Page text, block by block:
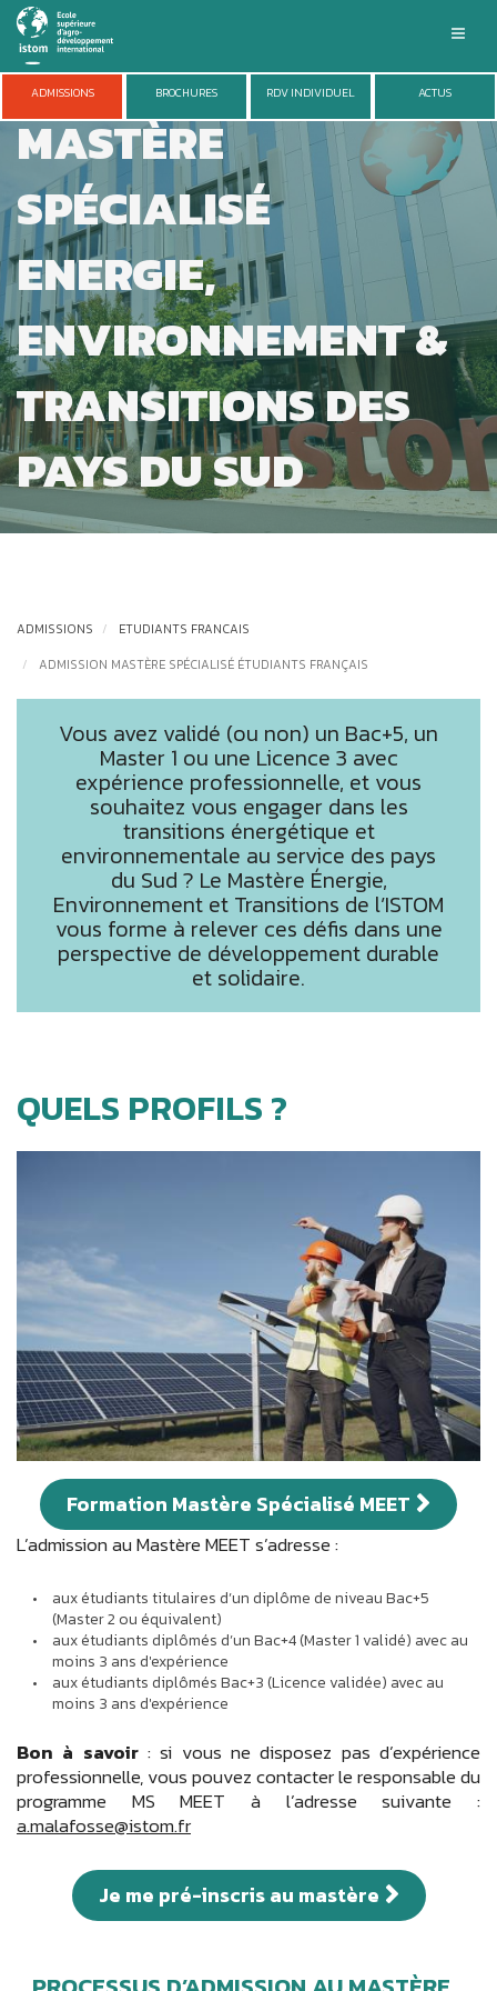
Aller
contenu
principal
ISTOM
FORMATIONS
ADMISSIONS
VIE DU CAMPUS
ENTREPRISES
RECHERCHE
ADMISSIONS BROCHURES RDV INDIVIDUEL ACTUS
REJOINDRE LE
MASTÈRE
SPÉCIALISÉ
ENERGIE,
ENVIRONNEMENT &
TRANSITIONS DES
PAYS DU SUD
ADMISSIONS
ETUDIANTS FRANCAIS
ADMISSION MASTÈRE SPÉCIALISÉ ÉTUDIANTS FRANÇAIS
Vous avez validé (ou non) un Bac+5, un
Master 1 ou une Licence 3 avec
expérience professionnelle, et vous
souhaitez vous engager dans les
transitions énergétique et
environnementale au service des pays
du Sud ? Le Mastère Énergie,
Environnement et Transitions de l’ISTOM
vous forme à relever ces défis dans une
perspective de développement durable
et solidaire.
QUELS PROFILS ?
Formation Mastère Spécialisé MEET
L’admission au Mastère MEET s’adresse :
aux étudiants titulaires d’un diplôme de niveau Bac+5
(Master 2 ou équivalent)
aux étudiants diplômés d’un Bac+4 (Master 1 validé) avec au
moins 3 ans d'expérience
aux étudiants diplômés Bac+3 (Licence validée) avec au
moins 3 ans d'expérience
Bon à savoir: si vous ne disposez pas d’expérience
professionnelle, vous pouvez contacter le responsable du
programme MS MEET à l’adresse suivante :
a.malafosse@istom.fr
Je me pré-inscris au mastère